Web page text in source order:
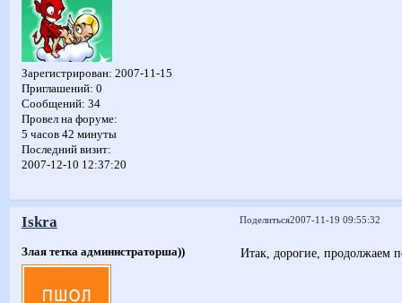
Зарегистрирован: 2007-11-15
Приглашений: 0
Сообщений: 34
Провел на форуме:
5 часов 42 минуты
Последний визит:
2007-12-10 12:37:20
Поделиться2007-11-19 09:55:32
Iskra
Злая тетка администраторша)) Итак, дорогие, продолжаем